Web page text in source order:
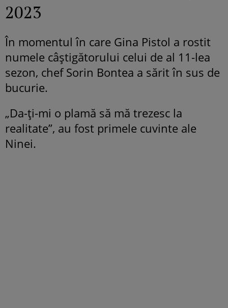
2023
În momentul în care Gina Pistol a rostit
numele câștigătorului celui de al 11-lea
sezon, chef Sorin Bontea a sărit în sus de
bucurie.
„Da-ți-mi o plamă să mă trezesc la
realitate”, au fost primele cuvinte ale
Ninei.